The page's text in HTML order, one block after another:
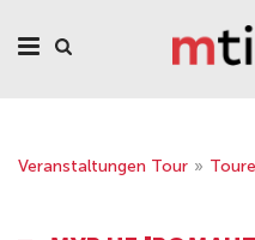
Veranstaltungen Tour »